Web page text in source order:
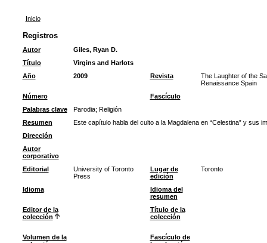
Inicio
Registros
Autor
Giles, Ryan D.
Título
Virgins and Harlots
Año
2009 Revista
The Laughter of the
Renaissance Spain
Número
Fascículo
Palabras clave
Parodia; Religión
Resumen
Este capítulo habla del culto a la Magdalena en “Celestina” y sus
Dirección
Autor
corporativo
Editorial
University of Toronto
Press
Lugar de
edición
Toronto
Idioma
Idioma del
resumen
Editor de la
colección
Título de la
colección
Volumen de la
Fascículo de